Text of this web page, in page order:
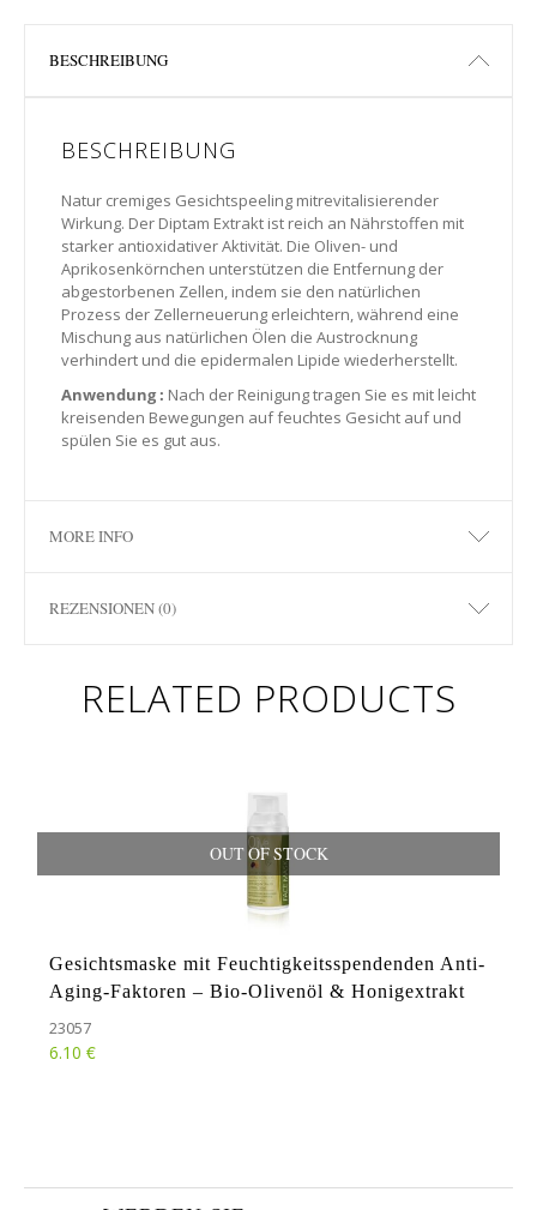
BESCHREIBUNG
BESCHREIBUNG
Natur cremiges Gesichtspeeling mitrevitalisierender
Wirkung. Der Diptam Extrakt ist reich an Nährstoffen mit
starker antioxidativer Aktivität. Die Oliven- und
Aprikosenkörnchen unterstützen die Entfernung der
abgestorbenen Zellen, indem sie den natürlichen
Prozess der Zellerneuerung erleichtern, während eine
Mischung aus natürlichen Ölen die Austrocknung
verhindert und die epidermalen Lipide wiederherstellt.
Anwendung : Nach der Reinigung tragen Sie es mit leicht
kreisenden Bewegungen auf feuchtes Gesicht auf und
spülen Sie es gut aus.
MORE INFO
REZENSIONEN (0)
RELATED PRODUCTS
OUT OF STOCK
Gesichtsmaske mit Feuchtigkeitsspendenden Anti-
Aging-Faktoren – Bio-Olivenöl & Honigextrakt
23057
6.10 €